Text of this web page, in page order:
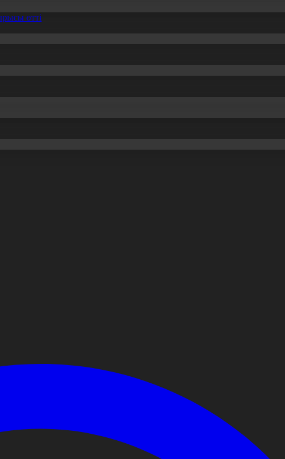
өтті